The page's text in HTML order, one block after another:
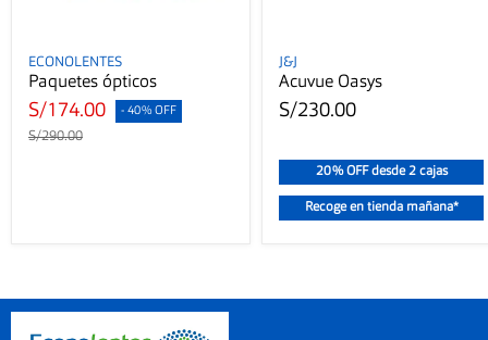
ECONOLENTES
Paquetes ópticos
S/174.00 - 40% OFF
S/290.00
J&J
Acuvue Oasys
S/230.00
20% OFF desde 2 cajas
Recoge en tienda mañana*